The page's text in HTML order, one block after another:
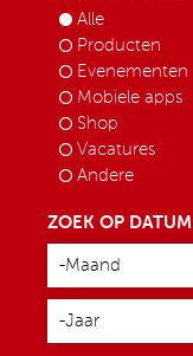
Alle
Producten
Evenementen
Mobiele apps
Shop
Vacatures
Andere
ZOEK OP DATUM
Maand
-Maand
Jaar
-Jaar